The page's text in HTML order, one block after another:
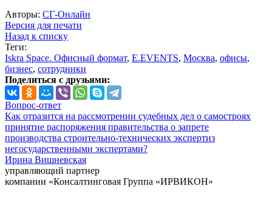
Авторы: СГ-Онлайн
Версия для печати
Назад к списку
Теги:
Iskra Space. Офисный формат, E.EVENTS, Москва, офисы,
бизнес, сотрудники
Поделиться с друзьями:
Вопрос-ответ
Как отразится на рассмотрении судебных дел о самостроях
принятие распоряжения правительства о запрете
производства строительно-технических экспертиз
негосударственными экспертами?
Ирина Вишневская
управляющий партнер
компании «Консалтинговая Группа «ИРВИКОН»